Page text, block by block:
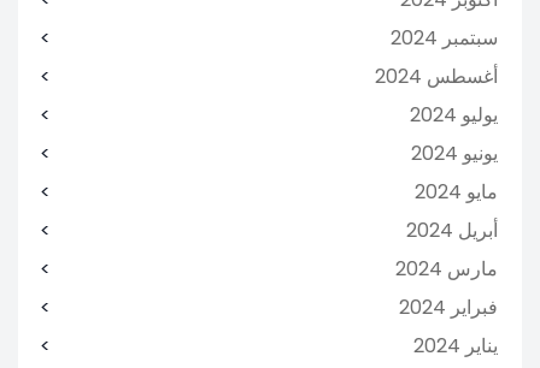
سبتمبر 2024
أغسطس 2024
يوليو 2024
يونيو 2024
مايو 2024
أبريل 2024
مارس 2024
فبراير 2024
يناير 2024